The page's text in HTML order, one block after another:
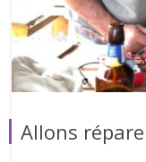
Allons